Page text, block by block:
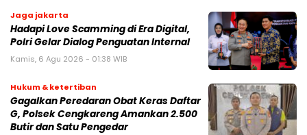
Jaga jakarta
Hadapi Love Scamming di Era Digital,
Polri Gelar Dialog Penguatan Internal
Kamis, 6 Agu 2026 - 01:38 WIB
Hukum & ketertiban
Gagalkan Peredaran Obat Keras Daftar
G, Polsek Cengkareng Amankan 2.500
Butir dan Satu Pengedar